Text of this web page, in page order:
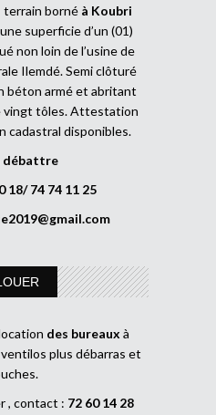
terrain borné à Koubri
superficie d’un (01)
non loin de l’usine de
Ilemdé. Semi clôturé
béton armé et abritant
vingt tôles. Attestation
cadastral disponibles.
débattre
18/ 74 74 11 25
des bureaux à
plus débarras et
, contact : 72 60 14 28